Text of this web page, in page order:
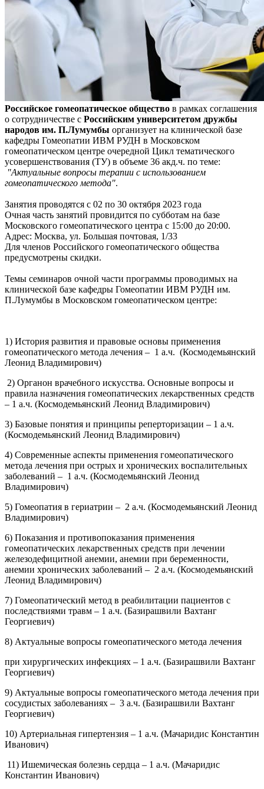
Российское гомеопатическое общество в рамках соглашения
о сотрудничестве с Российским университетом дружбы
народов им. П.Лумумбы организует на клинической базе
кафедры Гомеопатии ИВМ РУДН в Московском
гомеопатическом центре очередной Цикл тематического
усовершенствования (ТУ) в объеме 36 акд.ч. по теме:​
"Актуальные вопросы терапии с использованием
гомеопатического метода".
Занятия проводятся с 02 по 30 октября 2023 года​
Очная часть занятий провидится по субботам на базе
Московского гомеопатического центра с 15:00 до 20:00.
Адрес: Москва, ул. Большая почтовая, 1/33
Для членов Российского гомеопатического общества
предусмотрены скидки.​
Темы семинаров очной части программы проводимых на
клинической базе кафедры Гомеопатии ИВМ РУДН им.
П.Лумумбы в Московском гомеопатическом центре:
1) История развития и правовые основы применения
гомеопатического метода лечения – 1 а.ч. (Космодемьянский
Леонид Владимирович)
2) Органон врачебного искусства. Основные вопросы и
правила назначения гомеопатических лекарственных средств
– 1 а.ч. (Космодемьянский Леонид Владимирович)
3) Базовые понятия и принципы реперторизации – 1 а.ч.
(Космодемьянский Леонид Владимирович)
4) Современные аспекты применения гомеопатического
метода лечения при острых и хронических воспалительных
заболеваний – 1 а.ч. (Космодемьянский Леонид
Владимирович)
5) Гомеопатия в гериатрии – 2 а.ч. (Космодемьянский Леонид
Владимирович)
6) Показания и противопоказания применения
гомеопатических лекарственных средств при лечении
железодефицитной анемии, анемии при беременности,
анемии хронических заболеваний – 2 а.ч. (Космодемьянский
Леонид Владимирович)
7) Гомеопатический метод в реабилитации пациентов с
последствиями травм – 1 а.ч. (Базирашвили Вахтанг
Георгиевич)
8) Актуальные вопросы гомеопатического метода лечения
при хирургических инфекциях – 1 а.ч. (Базирашвили Вахтанг
Георгиевич)
9) Актуальные вопросы гомеопатического метода лечения при
сосудистых заболеваниях – 3 а.ч. (Базирашвили Вахтанг
Георгиевич)
10) Артериальная гипертензия – 1 а.ч. (Мачаридис Константин
Иванович)
11) Ишемическая болезнь сердца – 1 а.ч. (Мачаридис
Константин Иванович)